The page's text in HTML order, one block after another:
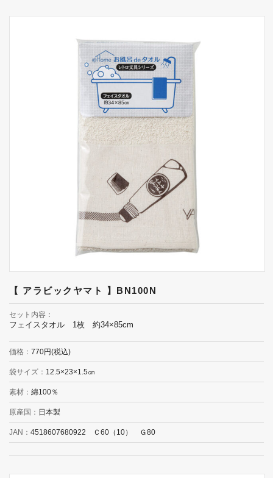
【 アラビックヤマト 】BN100N
セット内容
フェイスタオル 1枚 約34×85cm
価格 770円(税込)
袋サイズ 12.5×23×1.5㎝
素材 綿100％
原産国 日本製
JAN 4518607680922 Ｃ60（10） Ｇ80